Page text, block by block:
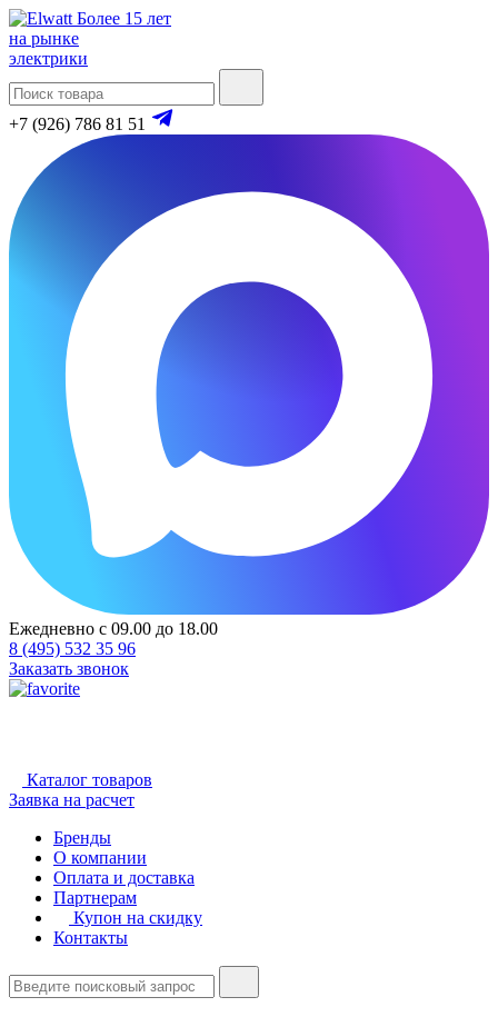
Более 15 лет
на рынке
электрики
+7 (926) 786 81 51
Ежедневно с 09.00 до 18.00
8 (495) 532 35 96
Заказать звонок
Каталог товаров
Заявка на расчет
Бренды
О компании
Оплата и доставка
Партнерам
Купон на скидку
Контакты